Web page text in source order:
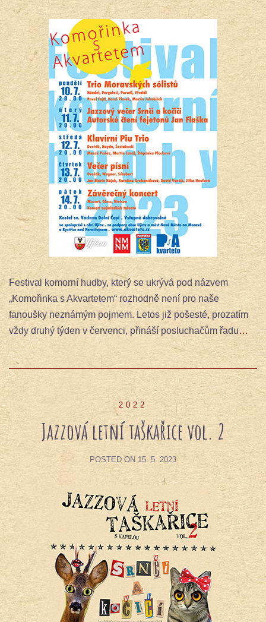
Festival komorní hudby, který se ukrývá pod názvem
„Komořinka s Akvartetem“ rozhodně není pro naše
fanoušky neznámým pojmem. Letos již pošesté, prozatím
vždy druhý týden v červenci, přináší posluchačům řadu…
2022
Jazzová letní taškařice vol. 2
POSTED ON 15. 5. 2023